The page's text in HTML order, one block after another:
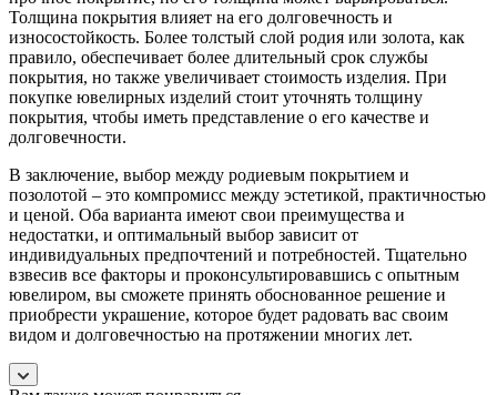
Толщина покрытия влияет на его долговечность и
износостойкость. Более толстый слой родия или золота, как
правило, обеспечивает более длительный срок службы
покрытия, но также увеличивает стоимость изделия. При
покупке ювелирных изделий стоит уточнять толщину
покрытия, чтобы иметь представление о его качестве и
долговечности.
В заключение, выбор между родиевым покрытием и
позолотой – это компромисс между эстетикой, практичностью
и ценой. Оба варианта имеют свои преимущества и
недостатки, и оптимальный выбор зависит от
индивидуальных предпочтений и потребностей. Тщательно
взвесив все факторы и проконсультировавшись с опытным
ювелиром, вы сможете принять обоснованное решение и
приобрести украшение, которое будет радовать вас своим
видом и долговечностью на протяжении многих лет.